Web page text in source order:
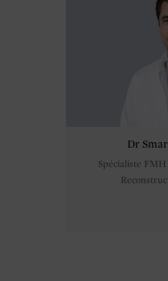
Dr
Spécialiste